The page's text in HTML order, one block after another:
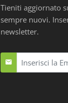
Tieniti aggiornato
sempre nuovi.
newsletter.